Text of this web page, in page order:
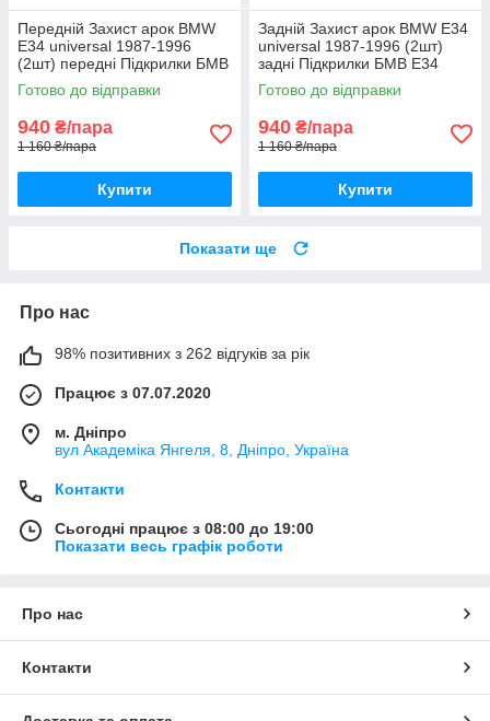
Передній Захист арок BMW
E34 universal 1987-1996
(2шт) передні Підкрилки БМВ
Е34 універсал пара передніх
Готово до відправки
940 ₴/пара
1 160 ₴/пара
Купити
Задній Захист арок BMW E34
universal 1987-1996 (2шт)
задні Підкрилки БМВ Е34
універсал пара задніх
Готово до відправки
940 ₴/пара
1 160 ₴/пара
Купити
Показати ще
Про нас
98% позитивних з 262 відгуків за рік
Працює з 07.07.2020
м. Дніпро
вул Академіка Янгеля, 8, Дніпро, Україна
Контакти
Сьогодні працює з 08:00 до 19:00
Показати весь графік роботи
Про нас
Контакти